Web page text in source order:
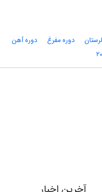
دوره مفرغ
دوره آهن